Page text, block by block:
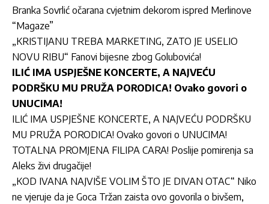
Branka Sovrlić očarana cvjetnim dekorom ispred Merlinove
“Magaze”
„KRISTIJANU TREBA MARKETING, ZATO JE USELIO
NOVU RIBU“ Fanovi bijesne zbog Golubovića!
ILIĆ IMA USPJEŠNE KONCERTE, A NAJVEĆU
PODRŠKU MU PRUŽA PORODICA! Ovako govori o
UNUCIMA!
ILIĆ IMA USPJEŠNE KONCERTE, A NAJVEĆU PODRŠKU
MU PRUŽA PORODICA! Ovako govori o UNUCIMA!
TOTALNA PROMJENA FILIPA CARA! Poslije pomirenja sa
Aleks živi drugačije!
„KOD IVANA NAJVIŠE VOLIM ŠTO JE DIVAN OTAC“ Niko
ne vjeruje da je Goca Tržan zaista ovo govorila o bivšem,